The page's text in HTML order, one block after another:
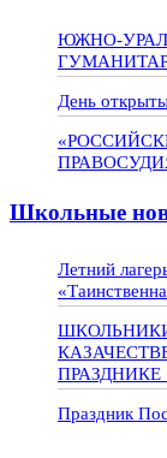
ЮЖНО-
День
Школьные
Летний
ПРАЗДНИКЕ
Праздник